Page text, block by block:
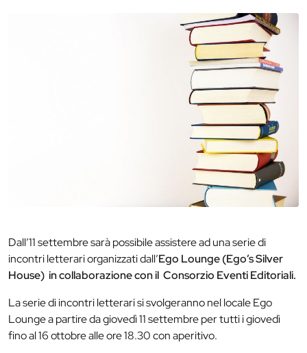
Dall’11 settembre sarà possibile assistere ad una serie di
incontri letterari organizzati dall’Ego Lounge (Ego’s Silver
House) in collaborazione con il Consorzio Eventi Editoriali.
La serie di incontri letterari si svolgeranno nel locale Ego
Lounge a partire da giovedì 11 settembre per tutti i giovedì
fino al 16 ottobre alle ore 18.30 con aperitivo.